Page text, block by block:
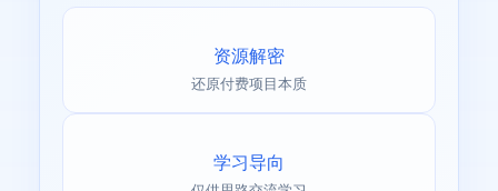
资源解密
还原付费项目本质
学习导向